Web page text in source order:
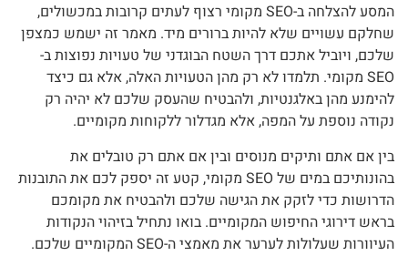
המסע להצלחה ב-SEO מקומי רצוף לעתים קרובות במכשולים,
שחלקם עשויים שלא להיות ברורים מיד. מאמר זה ישמש כמצפן
שלכם, ויוביל אתכם דרך השטח הבוגדני של טעויות נפוצות ב-
SEO מקומי. תלמדו לא רק מהן הטעויות האלה, אלא גם כיצד
להימנע מהן באלגנטיות, ולהבטיח שהעסק שלכם לא יהיה רק
נקודה נוספת על המפה, אלא מגדלור ללקוחות מקומיים.
בין אם אתם ותיקים מנוסים ובין אם אתם רק טובלים את
בהונותיכם במים של SEO מקומי, קטע זה יספק לכם את התובנות
הדרושות כדי לזקק את הגישה שלכם ולהבטיח את מקומכם
בראש דירוגי החיפוש המקומיים. בואו נתחיל בזיהוי הנקודות
העיוורות שעלולות לערער את מאמצי ה-SEO המקומיים שלכם.